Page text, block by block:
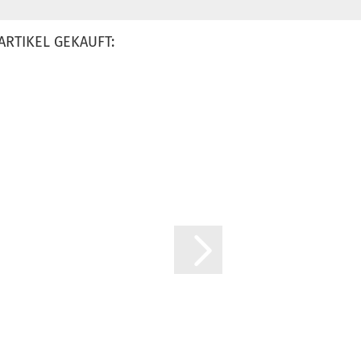
GEKAUFT: